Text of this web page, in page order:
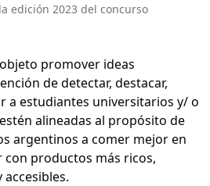
edición 2023 del concurso
promover ideas
de detectar, destacar,
a estudiantes universitarios y/ o
alineadas al propósito de
argentinos a comer mejor en
productos más ricos,